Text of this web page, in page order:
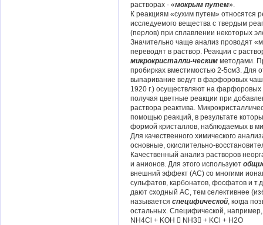
растворах - «мокрым путем».
К реакциям «сухим путем» относятся
исследуемого вещества с твердым
(перлов) при сплавлении некоторых
Значительно чаще анализ проводят
переводят в раствор. Реакции с
микрокристалли-ческим методами.
пробирках вместимостью 2-5см3. Для
выпаривание ведут в фарфоровых
1920 г.) осуществляют на фарфоровых
получая цветные реакции при
раствора реактива.
помощью реакций, в результате
формой кристаллов, наблюдаемых в
Для качественного химического
основные, окислительно-
Качественный анализ растворов
и анионов. Для этого используют
внешний эффект (АС) со многими
сульфатов, карбонатов, фосфатов и
дают сходный АС, тем селективнее
называется специфической, когда
остальных. Специфической,
NH4Cl + KOH  NH3 + KCl + H2O